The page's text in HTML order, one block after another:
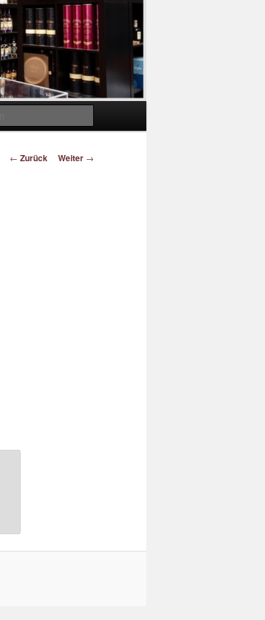
Beitragsnavigation
← Zurück Weiter →